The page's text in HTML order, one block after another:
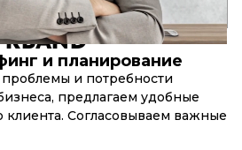
RBAND
и планирование
и потребности
предлагаем удобные
Согласовываем важные
web-проектов сложных web-сервисов